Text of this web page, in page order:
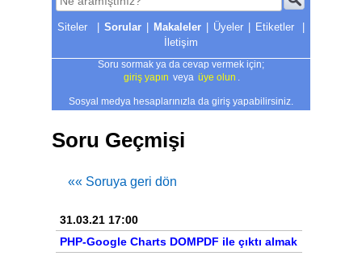
| Sorular | Makaleler | Üyeler | Etiketler
|
İletişim
Soru sormak ya da cevap vermek için;
giriş yapın veya üye olun
Sosyal medya hesaplarınızla da giriş yapabilirsiniz.
Soru Geçmişi
«« Soruya geri dön
31.03.21 17:00
PHP-Google Charts DOMPDF ile çıktı almak